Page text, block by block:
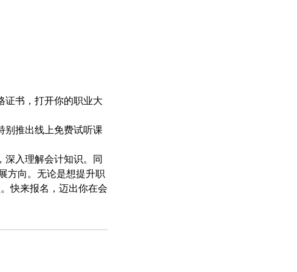
证书，打开你的职业大
别推出线上免费试听课
深入理解会计知识。同
方向。无论是想提升职
快来报名，迈出你在会